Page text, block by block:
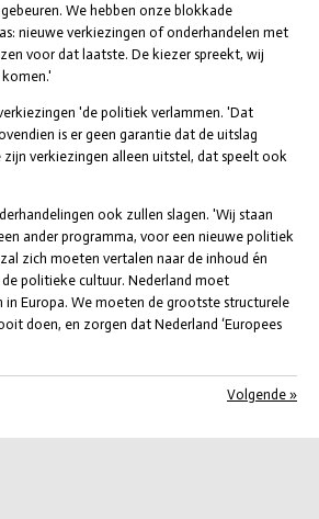
We hebben onze blokkade
nieuwe verkiezingen of onderhandelen met
voor dat laatste. De kiezer spreekt, wij
'de politiek verlammen. 'Dat
is er geen garantie dat de uitslag
zijn verkiezingen alleen uitstel, dat speelt ook
ook zullen slagen. 'Wij staan
ander programma, voor een nieuwe politiek
zich moeten vertalen naar de inhoud én
politieke cultuur. Nederland moet
Europa. We moeten de grootste structurele
doen, en zorgen dat Nederland ‘Europees
Volgende »